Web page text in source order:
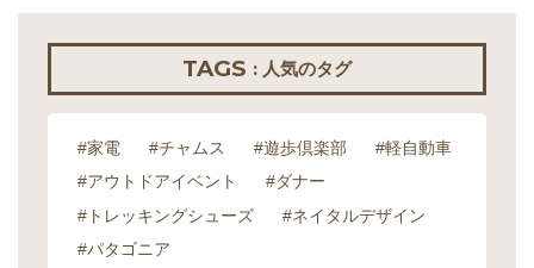
TAGS : 人気のタグ
#家電 #チャムス #遊歩倶楽部
#軽自動車
#アウトドアイベント
#ダナー
#トレッキングシューズ
#ネイタルデザイン
#パタゴニア